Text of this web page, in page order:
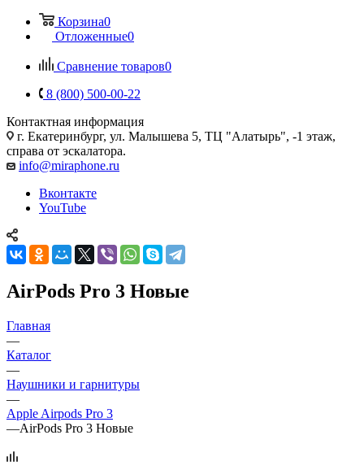
Корзина0
Отложенные0
Сравнение товаров0
8 (800) 500-00-22
Контактная информация
г. Екатеринбург, ул. Малышева 5, ТЦ "Алатырь", -1 этаж,
справа от эскалатора.
info@miraphone.ru
Вконтакте
YouTube
AirPods Pro 3 Новые
Главная
—
Каталог
—
Наушники и гарнитуры
—
Apple Airpods Pro 3
—AirPods Pro 3 Новые